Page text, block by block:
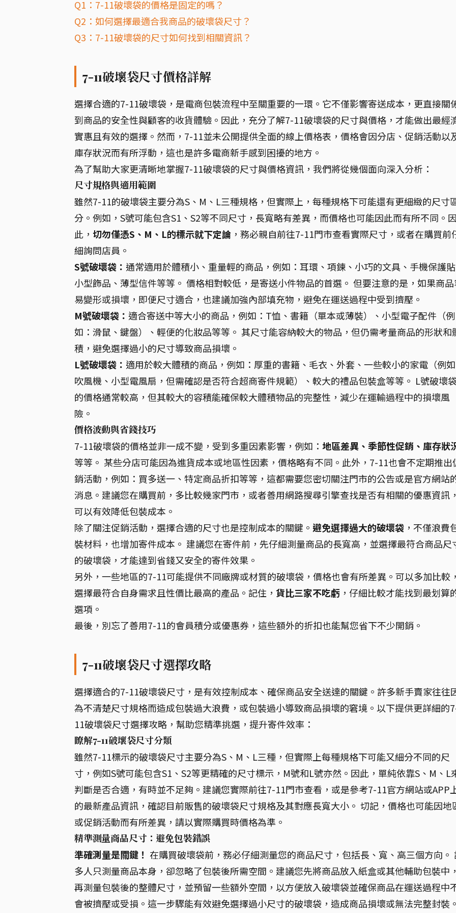
Q1：7-11破壞袋的價格是固定的嗎？
Q2：如何選擇最適合我商品的破壞袋尺寸？
Q3：7-11破壞袋的尺寸如何找到相關資訊？
7-11破壞袋尺寸價格詳解
選擇合適的7-11破壞袋，是電商包裝流程中至關重要的一環。它不僅影響寄送成本，更直接關
到商品的安全性與顧客的收貨體驗。因此，充分了解7-11破壞袋的尺寸與價格，才能做出最經
實惠且有效的選擇。然而，7-11並未公開提供全面的線上價格表，價格會因分店、促銷活動以
庫存狀況而有所浮動，這也是許多電商新手感到困擾的地方。
為了幫助大家更清晰地掌握7-11破壞袋的尺寸與價格資訊，我們將從幾個面向深入分析：
尺寸規格與適用範圍
雖然7-11的破壞袋主要分為S、M、L三種規格，但實際上，每種規格下可能還有更細緻的尺寸
分。例如，S號可能包含S1、S2等不同尺寸，長寬略有差異，而價格也可能因此而有所不同。因
此， 切勿僅憑S、M、L的標示就下定論 ，務必親自前往7-11門市查看實際尺寸，或者在購買前
細詢問店員。
S號破壞袋： 通常適用於體積小、重量輕的商品，例如：耳環、項鍊、小巧的文具、手機保護貼
小型飾品、薄型信件等等。 價格相對較低，是寄送小件物品的首選。 但要注意的是，如果商
易變形或損壞，即便尺寸適合，也建議加強內部填充物，避免在運送過程中受到擠壓。
M號破壞袋： 適合寄送中等大小的商品，例如：T恤、書籍（單本或薄裝）、小型電子配件（例
如：滑鼠、鍵盤）、輕便的化妝品等等。 其尺寸能容納較大的物品，但仍需考量商品的形狀和
積，避免選擇過小的尺寸導致商品損壞。
L號破壞袋： 適用於較大體積的商品，例如：厚重的書籍、毛衣、外套、一些較小的家電（例如
吹風機、小型電風扇，但需確認是否符合超商寄件規範）、較大的禮品包裝盒等等。 L號破壞袋
的價格通常較高，但其較大的容積能確保較大體積物品的完整性，減少在運輸過程中的損壞風
險。
價格波動與省錢技巧
7-11破壞袋的價格並非一成不變，受到多重因素影響，例如： 地區差異、季節性促銷、庫存狀
等等。 某些分店可能因為進貨成本或地區性因素，價格略有不同。此外，7-11也會不定期推出
銷活動，例如：買多送一、特定商品折扣等等，這都需要您密切關注門市的公告或是官方網站
消息。建議您在購買前，多比較幾家門市，或者善用網路搜尋引擎查找是否有相關的優惠資訊，
可以有效降低包裝成本。
除了關注促銷活動，選擇合適的尺寸也是控制成本的關鍵。 避免選擇過大的破壞袋 ，不僅浪費
裝材料，也增加寄件成本。 建議您在寄件前，先仔細測量商品的長寬高，並選擇最符合商品尺
的破壞袋，才能達到省錢又安全的寄件效果。
另外，一些地區的7-11可能提供不同廠牌或材質的破壞袋，價格也會有所差異。可以多加比較，
選擇最符合自身需求且性價比最高的產品。記住， 貨比三家不吃虧 ，仔細比較才能找到最划算
選項。
最後，別忘了善用7-11的會員積分或優惠券，這些額外的折扣也能幫您省下不少開銷。
7-11破壞袋尺寸選擇攻略
選擇適合的7-11破壞袋尺寸，是有效控制成本、確保商品安全送達的關鍵。許多新手賣家往往
為不清楚尺寸規格而造成包裝過大浪費，或包裝過小導致商品損壞的窘境。以下提供更詳細的
11破壞袋尺寸選擇攻略，幫助您精準挑選，提升寄件效率：
瞭解7-11破壞袋尺寸分類
雖然7-11標示的破壞袋尺寸主要分為S、M、L三種，但實際上每種規格下可能又細分不同的尺
寸，例如S號可能包含S1、S2等更精確的尺寸標示，M號和L號亦然。因此，單純依靠S、M、L
判斷是否合適，有時並不足夠。建議您實際前往7-11門市查看，或是參考7-11官方網站或APP
的最新產品資訊，確認目前販售的破壞袋尺寸規格及其對應長寬大小。 切記，價格也可能因地
或促銷活動而有所差異，請以實際購買時價格為準。
精準測量商品尺寸：避免包裝錯誤
準確測量是關鍵！ 在購買破壞袋前，務必仔細測量您的商品尺寸，包括長、寬、高三個方向。
多人只測量商品本身，卻忽略了包裝後所需空間。建議您先將商品放入紙盒或其他輔助包裝中，
再測量包裝後的整體尺寸，並預留一些額外空間，以方便放入破壞袋並確保商品在運送過程中
會被擠壓或受損。這一步驟能有效避免選擇過小尺寸的破壞袋，造成商品損壞或無法完整封裝。